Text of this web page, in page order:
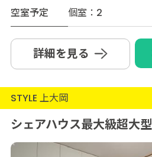
空室予定
個室：2
詳細を見る
STYLE 上大岡
シェアハウス最大級超大